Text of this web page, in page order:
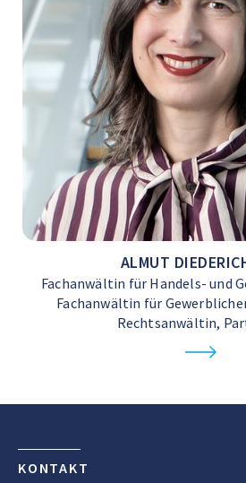
ALMUT
Fachanwältin für Handels- und
Fachanwältin für
Rechtsanwältin,
KONTAKT